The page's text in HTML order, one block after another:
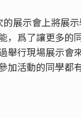
展示會上將展
，爲了讓更多的
舉行現場展示會
加活動的同學都